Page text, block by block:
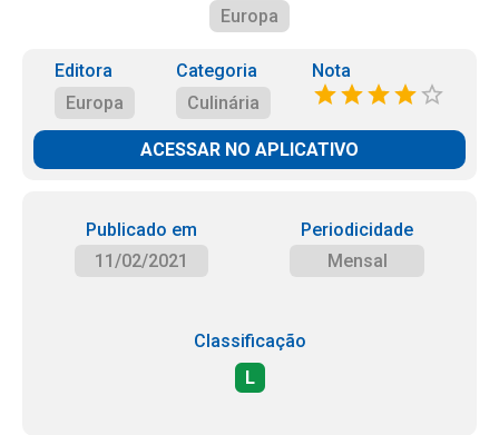
Europa
Editora
Europa
Categoria
Culinária
Nota
ACESSAR NO APLICATIVO
Publicado em
11/02/2021
Periodicidade
Mensal
Classificação
L